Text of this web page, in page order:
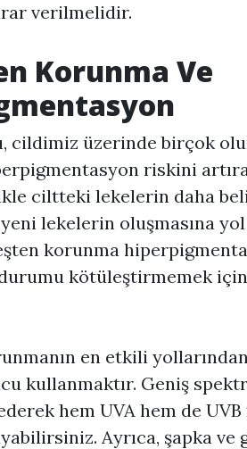
verilmelidir.
Korunma Ve
cildimiz üzerinde birçok
riskini
ciltteki lekelerin daha
lekelerin oluşmasına
korunma
kötüleştirmemek
en etkili
kullanmaktır. Geniş
hem UVA hem de UVB
Ayrıca, şapka ve